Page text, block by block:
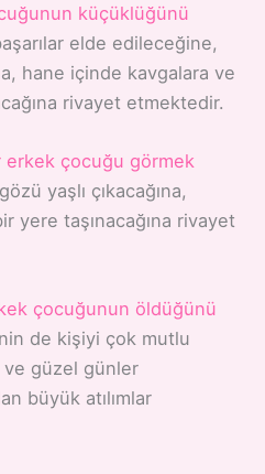
küçüklüğünü
elde edileceğine,
hane içinde kavgalara ve
rivayet etmektedir.
erkek çocuğu görmek
yaşlı çıkacağına,
yere taşınacağına rivayet
çocuğunun öldüğünü
de kişiyi çok mutlu
güzel günler
büyük atılımlar